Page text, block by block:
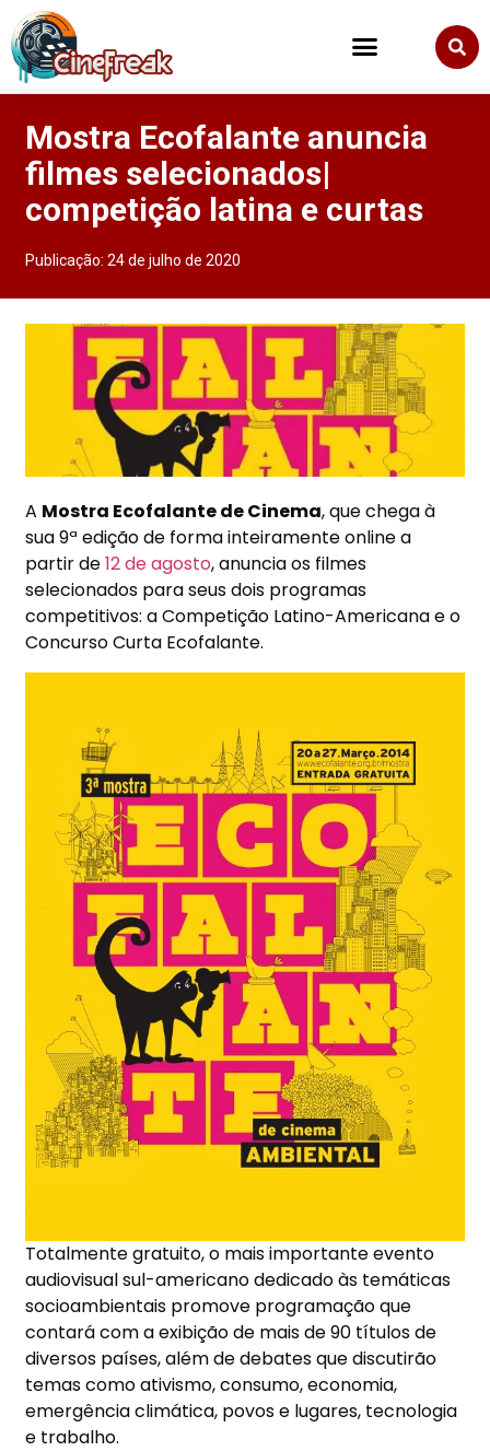
Mostra Ecofalante anuncia
filmes selecionados|
competição latina e curtas
Publicação:24 de julho de 2020
A Mostra Ecofalante de Cinema, que chega à
sua 9ª edição de forma inteiramente online a
partir de12 de agosto, anuncia os filmes
selecionados para seus dois programas
competitivos: a Competição Latino-Americana e o
Concurso Curta Ecofalante.
Totalmente gratuito, o mais importante evento
audiovisual sul-americano dedicado às temáticas
socioambientais promove programação que
contará com a exibição de mais de 90 títulos de
diversos países, além de debates que discutirão
temas como ativismo, consumo, economia,
emergência climática, povos e lugares, tecnologia
e trabalho.